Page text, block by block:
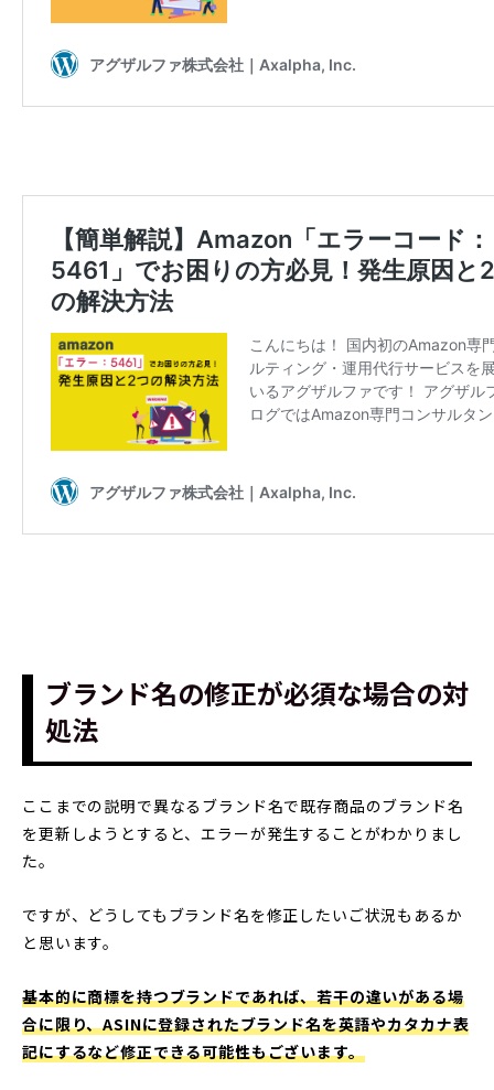
ブランド名の修正が必須な場合の対
処法
ここまでの説明で異なるブランド名で既存商品のブランド名
を更新しようとすると、エラーが発生することがわかりまし
た。
ですが、どうしてもブランド名を修正したいご状況もあるか
と思います。
基本的に商標を持つブランドであれば、若干の違いがある場
合に限り、ASINに登録されたブランド名を英語やカタカナ表
記にするなど修正できる可能性もございます。